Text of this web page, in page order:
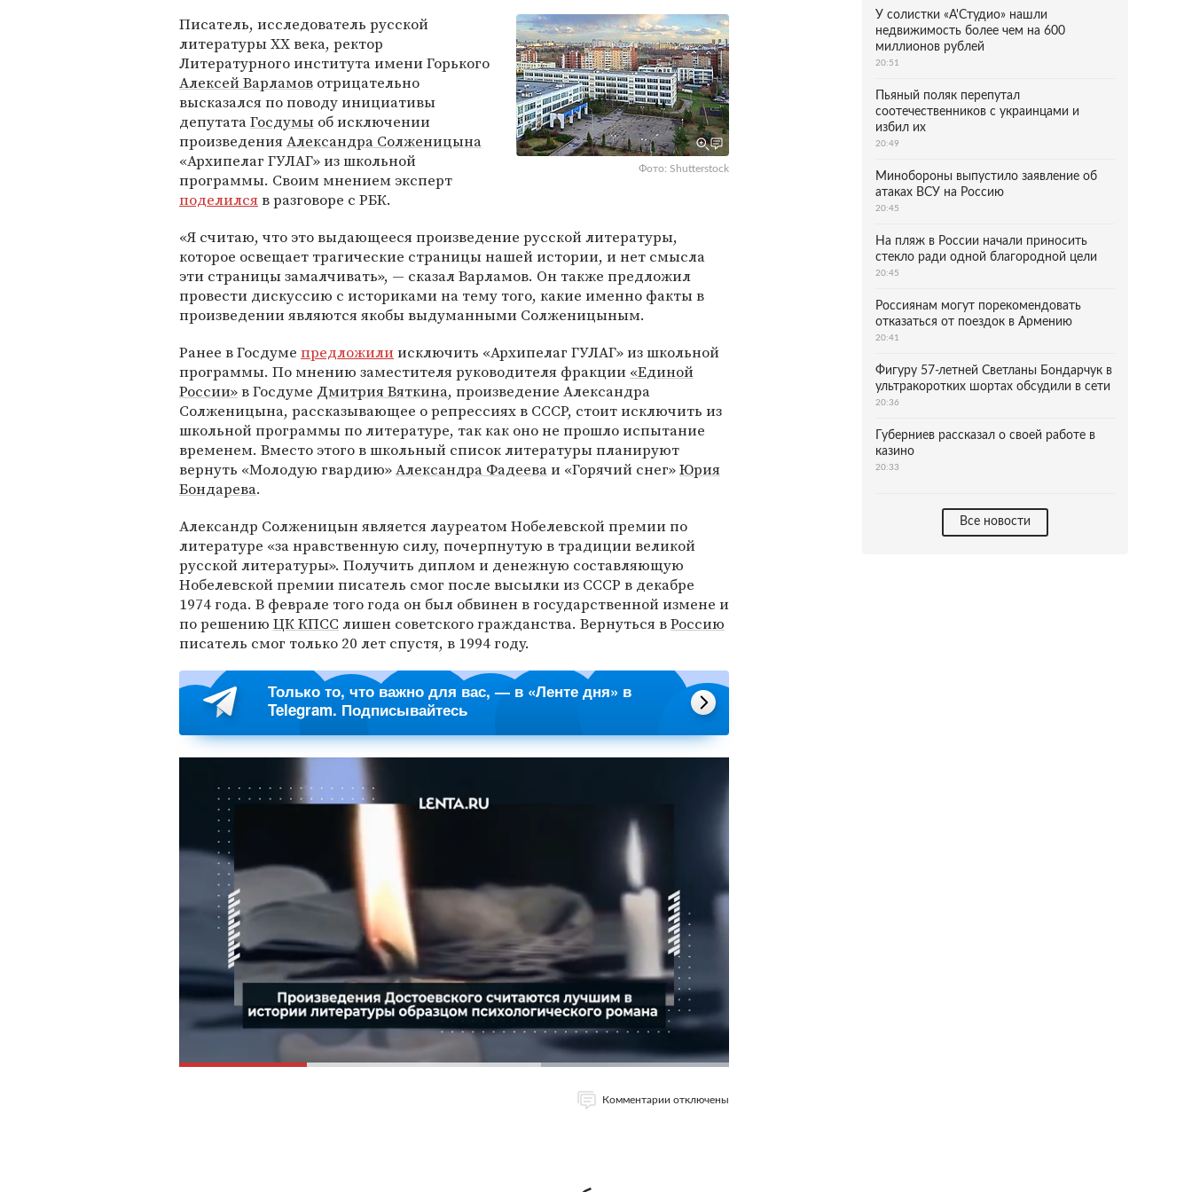
Фото: Shutterstock
Писатель, исследователь русской
литературы ХХ века, ректор
Литературного института имени Горького
Алексей Варламов отрицательно
высказался по поводу инициативы
депутатаГосдумы об исключении
произведенияАлександра Солженицына
«Архипелаг ГУЛАГ» из школьной
программы. Своим мнением эксперт
поделилсяв разговоре с РБК.
«Я считаю, что это выдающееся произведение русской литературы,
которое освещает трагические страницы нашей истории, и нет смысла
эти страницы замалчивать», — сказал Варламов. Он также предложил
провести дискуссию с историками на тему того, какие именно факты в
произведении являются якобы выдуманными Солженицыным.
Ранее в Госдуме предложилиисключить «Архипелаг ГУЛАГ» из школьной
программы. По мнению заместителя руководителя фракции «Единой
России»в Госдуме Дмитрия Вяткина, произведение Александра
Солженицына, рассказывающее о репрессиях в СССР, стоит исключить из
школьной программы по литературе, так как оно не прошло испытание
временем. Вместо этого в школьный список литературы планируют
вернуть «Молодую гвардию»Александра Фадееваи «Горячий снег»Юрия
Бондарева.
Александр Солженицын является лауреатом Нобелевской премии по
литературе «за нравственную силу, почерпнутую в традиции великой
русской литературы». Получить диплом и денежную составляющую
Нобелевской премии писатель смог после высылки из СССР в декабре
1974 года. В феврале того года он был обвинен в государственной измене и
по решению ЦК КПСС лишен советского гражданства. Вернуться вРоссию
писатель смог только 20 лет спустя, в 1994 году.
Только то, что важно для вас, — в «Ленте дня» в
Telegram. Подписывайтесь
Комментарии отключены
У солистки «А'Студио» нашли
недвижимость более чем на 600
миллионов рублей
20:51
Пьяный поляк перепутал
соотечественников с украинцами и
избил их
20:49
Минобороны выпустило заявление об
атаках ВСУ на Россию
20:45
На пляж в России начали приносить
стекло ради одной благородной цели
20:45
Россиянам могут порекомендовать
отказаться от поездок в Армению
20:41
Фигуру 57-летней Светланы Бондарчук в
ультракоротких шортах обсудили в сети
20:36
Губерниев рассказал о своей работе в
казино
20:33
Все новости